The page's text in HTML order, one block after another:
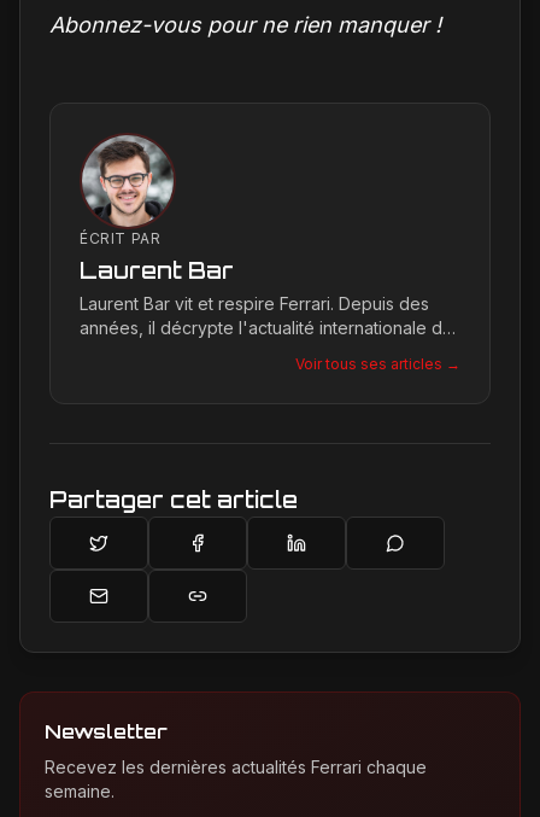
Abonnez-vous pour ne rien manquer !
ÉCRIT PAR
Laurent Bar
Laurent Bar vit et respire Ferrari. Depuis des
années, il décrypte l'actualité internationale du
détails qui façonnent la légende de la marque.
Son site, Ferrari Passion, est le reflet de son
Maranello.
Voir tous ses articles →
Partager cet article
Newsletter
Recevez les dernières actualités Ferrari chaque
semaine.